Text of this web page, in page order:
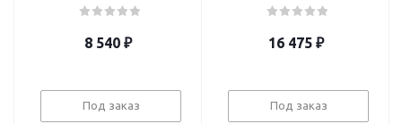
8 540 ₽
Под заказ
16 475₽
Под заказ